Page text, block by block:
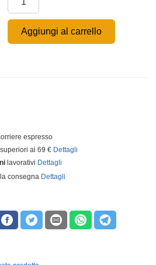
Aggiungi al carrello
espresso
ai 69 € Dettagli
lavorativi Dettagli
consegna Dettagli